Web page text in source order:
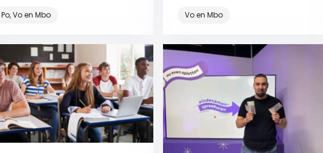
vertrouwen in herstelplan
Po, Vo en Mbo
Bekijk
leren.
Vo en Mbo
Bekijk